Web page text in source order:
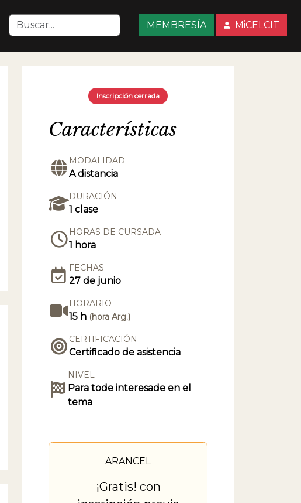
MEMBRESÍA MiCELCIT
Inscripción cerrada
Características
MODALIDAD
A distancia
DURACIÓN
1 clase
HORAS DE CURSADA
1 hora
FECHAS
27 de junio
HORARIO
15 h (hora Arg.)
CERTIFICACIÓN
Certificado de asistencia
NIVEL
Para tode interesade en el
tema
ARANCEL
¡Gratis! con